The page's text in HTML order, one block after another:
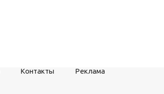
Контакты Реклама